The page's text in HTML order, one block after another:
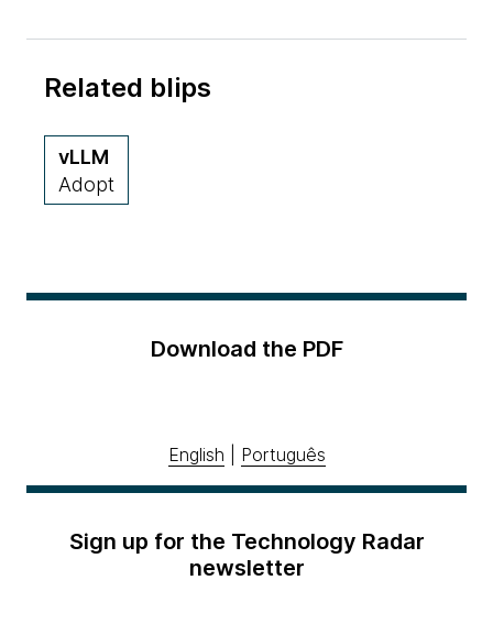
Related blips
vLLM
Adopt
Download the PDF
English Português
Sign up for the Technology Radar
newsletter